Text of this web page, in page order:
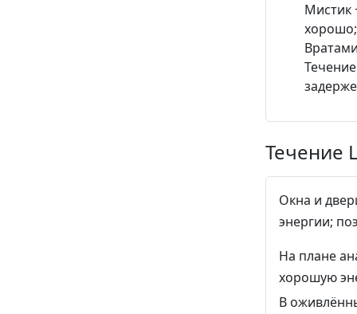
Мистик
Течение
Окна и
энергии;
На плане
хорошую
В